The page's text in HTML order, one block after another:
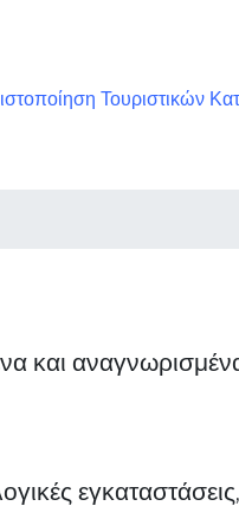
Τουριστικών
και